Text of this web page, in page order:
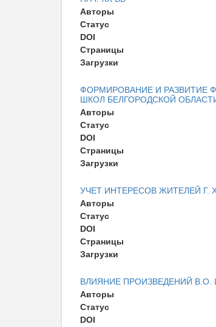
Авторы
Статус
DOI
Страницы
Загрузки
ФОРМИРОВАНИЕ И РАЗВИТИЕ
ШКОЛ БЕЛГОРОДСКОЙ ОБЛАСТИ
Авторы
Статус
DOI
Страницы
Загрузки
УЧЕТ ИНТЕРЕСОВ ЖИТЕЛЕЙ
Авторы
Статус
DOI
Страницы
Загрузки
ВЛИЯНИЕ ПРОИЗВЕДЕНИЙ
Авторы
Статус
DOI